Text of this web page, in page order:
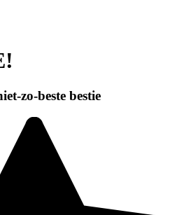
zo-beste bestie